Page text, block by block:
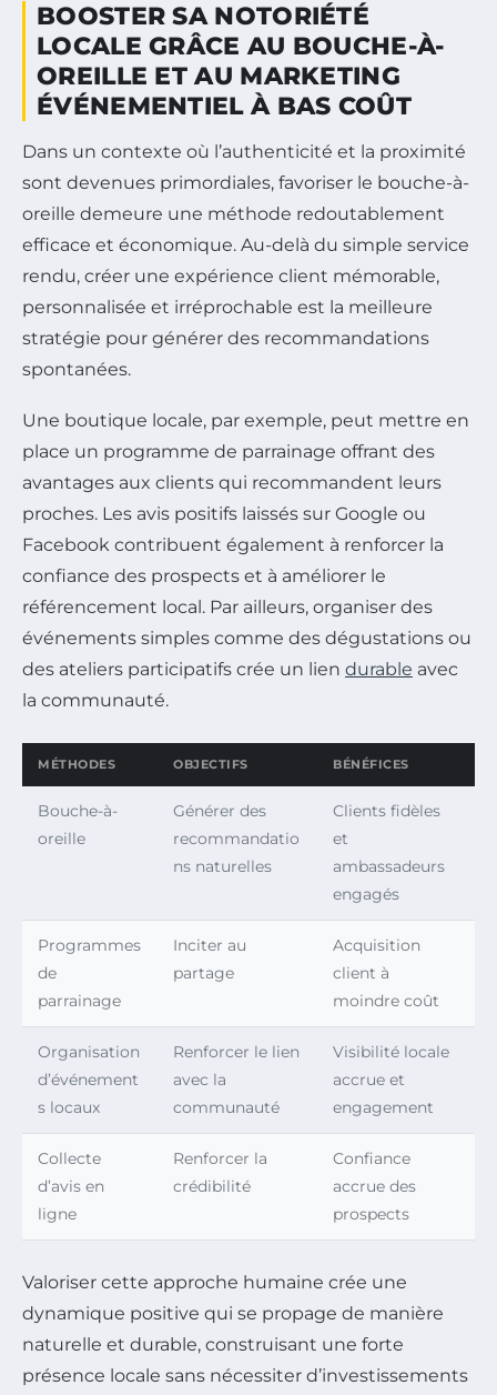
BOOSTER SA NOTORIÉTÉ
LOCALE GRÂCE AU BOUCHE-À-
OREILLE ET AU MARKETING
ÉVÉNEMENTIEL À BAS COÛT
Dans un contexte où l’authenticité et la proximité
sont devenues primordiales, favoriser le bouche-à-
oreille demeure une méthode redoutablement
efficace et économique. Au-delà du simple service
rendu, créer une expérience client mémorable,
personnalisée et irréprochable est la meilleure
stratégie pour générer des recommandations
spontanées.
Une boutique locale, par exemple, peut mettre en
place un programme de parrainage offrant des
avantages aux clients qui recommandent leurs
proches. Les avis positifs laissés sur Google ou
Facebook contribuent également à renforcer la
confiance des prospects et à améliorer le
référencement local. Par ailleurs, organiser des
événements simples comme des dégustations ou
des ateliers participatifs crée un lien durable avec
la communauté.
MÉTHODES OBJECTIFS BÉNÉFICES
Bouche-à-
oreille
Générer des
recommandatio
ns naturelles
Clients fidèles
et
ambassadeurs
engagés
Programmes
de
parrainage
Inciter au
partage
Acquisition
client à
moindre coût
Organisation
d’événement
s locaux
Renforcer le lien
avec la
communauté
Visibilité locale
accrue et
engagement
Collecte
d’avis en
ligne
Renforcer la
crédibilité
Confiance
accrue des
prospects
Valoriser cette approche humaine crée une
dynamique positive qui se propage de manière
naturelle et durable, construisant une forte
présence locale sans nécessiter d’investissements